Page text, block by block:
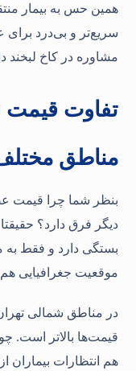
همین حس به بیمار
سریع‌تر و بی‌درد
مشاوره در کاخ لبخند
تفاوت
مناطق
بنظر شما چرا قیمت
دیگر فرق دارد؟
بستگی دارد و فقط
موقعیت جغرافیایی هم
در مناطق شمالی تهران،
قیمت‌ها بالاتر است.
هم انتظارات بیماران